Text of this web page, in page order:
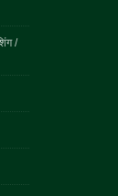
/